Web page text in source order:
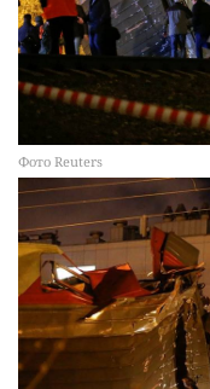
Фото Reuters